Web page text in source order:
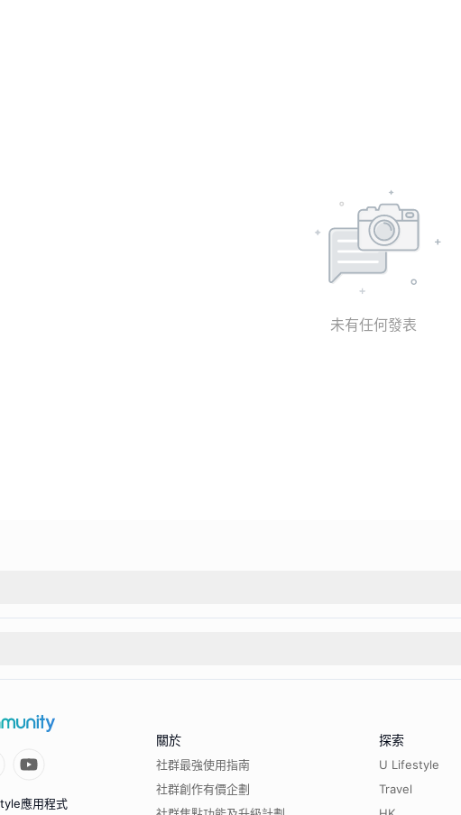
未有任何發表
應用程式
關於
社群最強使用指南
社群創作有價企劃
探索
U Lifestyle
Travel